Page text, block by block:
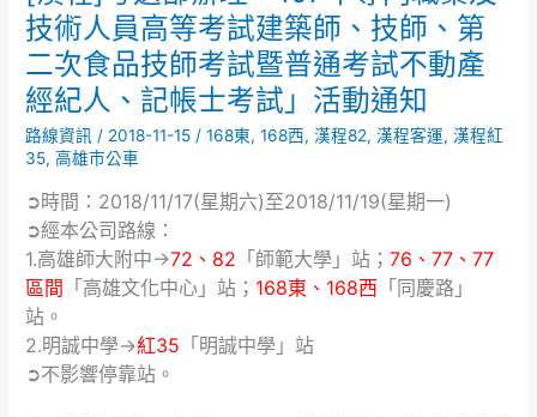
技術人員高等考試建築師、技師、第
二次食品技師考試暨普通考試不動產
經紀人、記帳士考試」活動通知
路線資訊 / 2018-11-15 /168東,168西,漢程82,漢程客運,漢程紅
35,高雄市公車
➲時間：2018/11/17(星期六)至2018/11/19(星期一)
➲經本公司路線：
1.高雄師大附中→72 、 82 「師範大學」站；76 、77 、77
區間 「高雄文化中心」站； 168東 、 168西 「同慶路」
站。
2.明誠中學→紅35 「明誠中學」站
➲不影響停靠站。
程]
考
部
辦
理
「107
年
專
門
職
業
及
技
術